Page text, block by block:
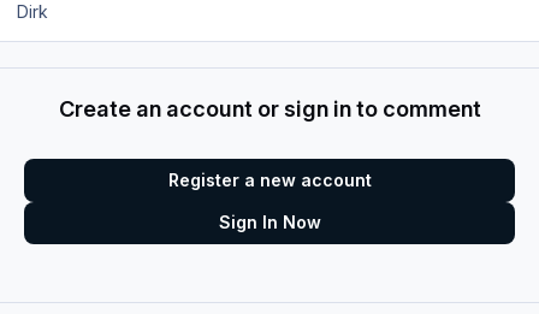
Dirk
Create an account or sign in to comment
Register a new account
Sign In Now